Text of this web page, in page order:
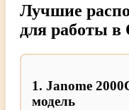
Лучшие
для работы в
1. Janome
модель